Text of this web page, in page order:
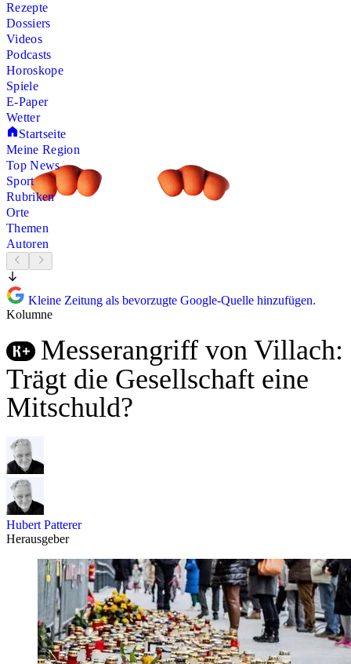
Rezepte
Dossiers
Videos
Podcasts
Horoskope
Spiele
E-Paper
Wetter
Startseite
Meine Region
Top News
Sport
Rubriken
Orte
Themen
Autoren
Kleine Zeitung als bevorzugte Google-Quelle hinzufügen.
Kolumne
Messerangriff von Villach:
Trägt die Gesellschaft eine
Mitschuld?
Hubert Patterer
Herausgeber